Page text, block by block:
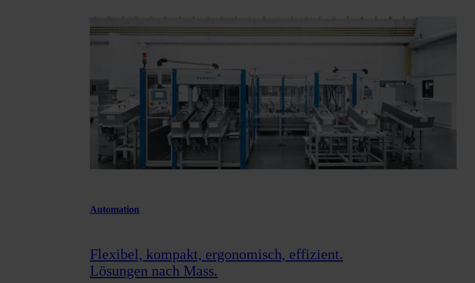
Automation
Flexibel, kompakt, ergonomisch, effizient.
Lösungen nach Mass.